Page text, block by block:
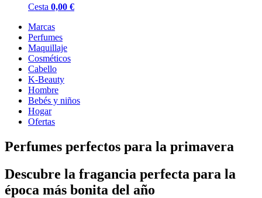
Cesta 0,00 €
Marcas
Perfumes
Maquillaje
Cosméticos
Cabello
K-Beauty
Hombre
Bebés y niños
Hogar
Ofertas
Perfumes perfectos para la primavera
Descubre la fragancia perfecta para la
época más bonita del año